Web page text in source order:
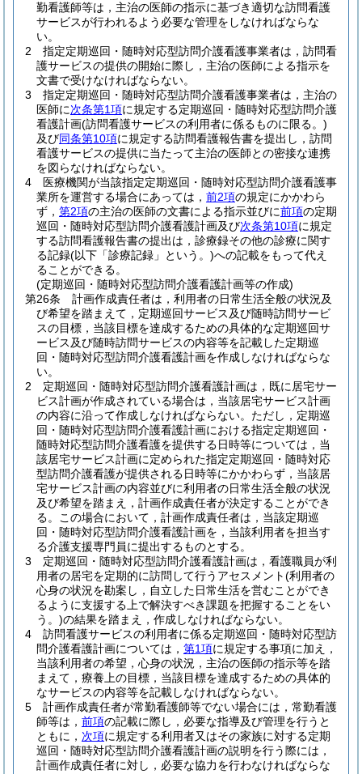
勤看護師等は，主治の医師の指示に基づき適切な訪問看護
サービスが行われるよう必要な管理をしなければならな
い。
2
指定定期巡回・随時対応型訪問介護看護事業者は，訪問看
護サービスの提供の開始に際し，主治の医師による指示を
文書で受けなければならない。
3
指定定期巡回・随時対応型訪問介護看護事業者は，主治の
医師に次条第1項に規定する定期巡回・随時対応型訪問介護
看護計画(訪問看護サービスの利用者に係るものに限る。)
及び同条第10項に規定する訪問看護報告書を提出し，訪問
看護サービスの提供に当たって主治の医師との密接な連携
を図らなければならない。
4
医療機関が当該指定定期巡回・随時対応型訪問介護看護事
業所を運営する場合にあっては， 前2項の規定にかかわら
ず， 第2項の主治の医師の文書による指示並びに前項の定期
巡回・随時対応型訪問介護看護計画及び次条第10項に規定
する訪問看護報告書の提出は，診療録その他の診療に関す
る記録(以下「診療記録」という。)への記載をもって代え
ることができる。
(定期巡回・随時対応型訪問介護看護計画等の作成)
第26条
計画作成責任者は，利用者の日常生活全般の状況及
び希望を踏まえて，定期巡回サービス及び随時訪問サービ
スの目標，当該目標を達成するための具体的な定期巡回サ
ービス及び随時訪問サービスの内容等を記載した定期巡
回・随時対応型訪問介護看護計画を作成しなければならな
い。
2
定期巡回・随時対応型訪問介護看護計画は，既に居宅サー
ビス計画が作成されている場合は，当該居宅サービス計画
の内容に沿って作成しなければならない。 ただし，定期巡
回・随時対応型訪問介護看護計画における指定定期巡回・
随時対応型訪問介護看護を提供する日時等については，当
該居宅サービス計画に定められた指定定期巡回・随時対応
型訪問介護看護が提供される日時等にかかわらず，当該居
宅サービス計画の内容並びに利用者の日常生活全般の状況
及び希望を踏まえ，計画作成責任者が決定することができ
る。
この場合において，計画作成責任者は，当該定期巡
回・随時対応型訪問介護看護計画を，当該利用者を担当す
る介護支援専門員に提出するものとする。
3
定期巡回・随時対応型訪問介護看護計画は，看護職員が利
用者の居宅を定期的に訪問して行うアセスメント(利用者の
心身の状況を勘案し，自立した日常生活を営むことができ
るように支援する上で解決すべき課題を把握することをい
う。)の結果を踏まえ，作成しなければならない。
4
訪問看護サービスの利用者に係る定期巡回・随時対応型訪
問介護看護計画については， 第1項に規定する事項に加え，
当該利用者の希望，心身の状況，主治の医師の指示等を踏
まえて，療養上の目標，当該目標を達成するための具体的
なサービスの内容等を記載しなければならない。
5
計画作成責任者が常勤看護師等でない場合には，常勤看護
師等は， 前項の記載に際し，必要な指導及び管理を行うと
ともに， 次項に規定する利用者又はその家族に対する定期
巡回・随時対応型訪問介護看護計画の説明を行う際には，
計画作成責任者に対し，必要な協力を行わなければならな